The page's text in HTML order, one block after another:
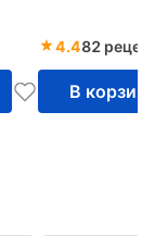
4.482
В корзину